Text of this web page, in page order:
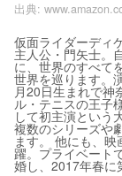
出典:
仮面ライダーディ
主人公・門矢士。
に、世界のすべて
世界を巡ります。
月20日生まれで神
ル・テニスの王子
して初主演という
複数のシリーズや
ます。 他にも、
躍。プライベート
婚し、2017年春に